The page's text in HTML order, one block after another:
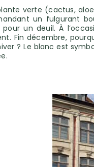
verte (cactus,
un fulgurant
un deuil. À
Fin décembre,
? Le blanc est